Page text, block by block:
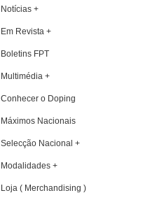
Notícias +
Em Revista +
Boletins FPT
Multimédia +
Conhecer o Doping
Máximos Nacionais
Selecção Nacional +
Modalidades +
Loja ( Merchandising )